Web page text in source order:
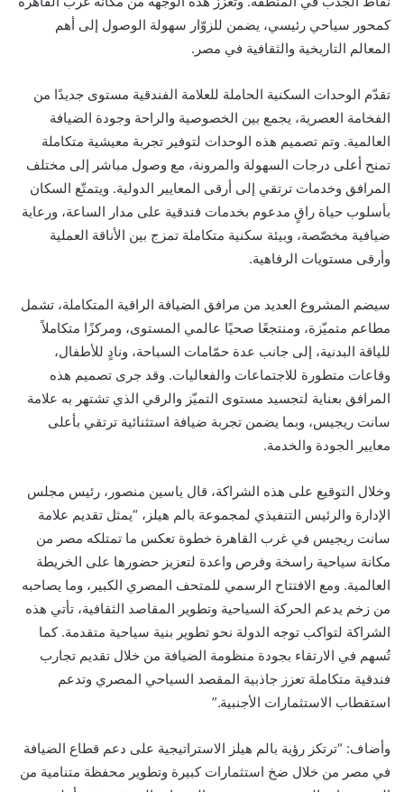
كمحور سياحي رئيسي، يضمن للزوّار سهولة الوصول إلى أهم
المعالم التاريخية والثقافية في مصر.
تقدّم الوحدات السكنية الحاملة للعلامة الفندقية مستوى جديدًا من
الفخامة العصرية، يجمع بين الخصوصية والراحة وجودة الضيافة
العالمية. وتم تصميم هذه الوحدات لتوفير تجربة معيشية متكاملة
تمنح أعلى درجات السهولة والمرونة، مع وصول مباشر إلى مختلف
المرافق وخدمات ترتقي إلى أرقى المعايير الدولية. ويتمتّع السكان
بأسلوب حياة راقٍ مدعوم بخدمات فندقية على مدار الساعة، ورعاية
ضيافية مخصّصة، وبيئة سكنية متكاملة تمزج بين الأناقة العملية
وأرقى مستويات الرفاهية.
سيضم المشروع العديد من مرافق الضيافة الراقية المتكاملة، تشمل
مطاعم متميّزة، ومنتجعًا صحيًا عالمي المستوى، ومركزًا متكاملاً
للياقة البدنية، إلى جانب عدة حمّامات السباحة، ونادٍ للأطفال،
وقاعات متطورة للاجتماعات والفعاليات. وقد جرى تصميم هذه
المرافق بعناية لتجسيد مستوى التميّز والرقي الذي تشتهر به علامة
سانت ريجيس، وبما يضمن تجربة ضيافة استثنائية ترتقي بأعلى
معايير الجودة والخدمة.
وخلال التوقيع على هذه الشراكة، قال ياسين منصور، رئيس مجلس
الإدارة والرئيس التنفيذي لمجموعة بالم هيلز، “يمثل تقديم علامة
سانت ريجيس في غرب القاهرة خطوة تعكس ما تمتلكه مصر من
مكانة سياحية راسخة وفرص واعدة لتعزيز حضورها على الخريطة
العالمية. ومع الافتتاح الرسمي للمتحف المصري الكبير، وما يصاحبه
من زخم يدعم الحركة السياحية وتطوير المقاصد الثقافية، تأتي هذه
الشراكة لتواكب توجه الدولة نحو تطوير بنية سياحية متقدمة. كما
تُسهم في الارتقاء بجودة منظومة الضيافة من خلال تقديم تجارب
فندقية متكاملة تعزز جاذبية المقصد السياحي المصري وتدعم
استقطاب الاستثمارات الأجنبية.”
وأضاف: “ترتكز رؤية بالم هيلز الاستراتيجية على دعم قطاع الضيافة
في مصر من خلال ضخ استثمارات كبيرة وتطوير محفظة متنامية من